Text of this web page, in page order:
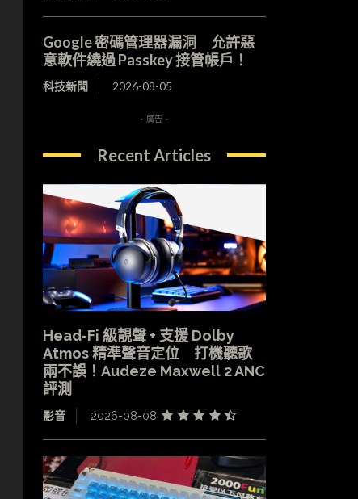
Google 密碼管理器漏洞 允許惡
意軟件繞過 Passkey 接管帳戶！
科技新聞 2026-08-05
- 廣告 -
Recent Articles
Head-Fi 級靚聲 + 支援 Dolby
Atmos 精準聲音定位 打機聽歌
兩不誤！Audeze Maxwell 2 ANC
評測
影音 2026-08-08